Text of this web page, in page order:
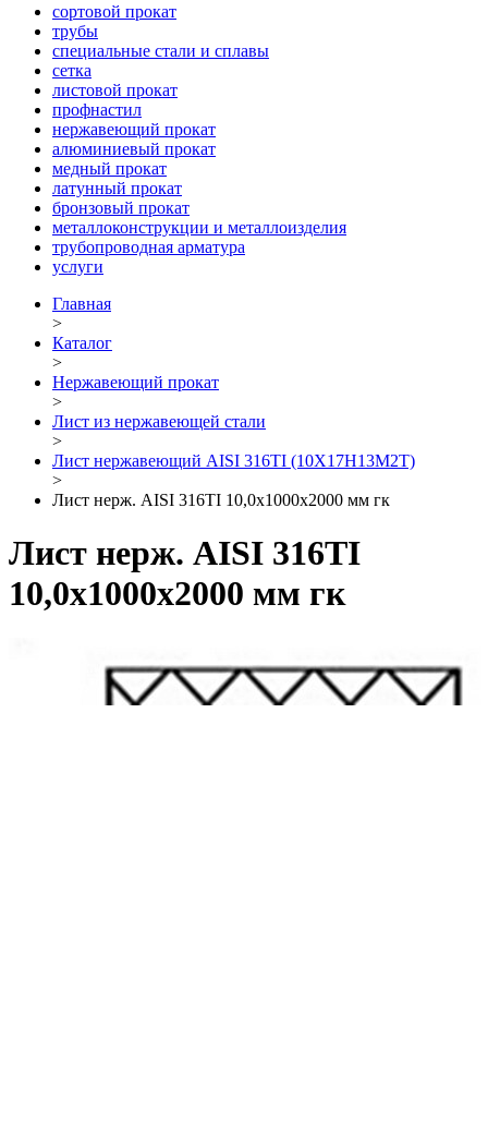
сортовой прокат
трубы
специальные стали и сплавы
сетка
листовой прокат
профнастил
нержавеющий прокат
алюминиевый прокат
медный прокат
латунный прокат
бронзовый прокат
металлоконструкции и металлоизделия
трубопроводная арматура
услуги
Главная
>
Каталог
>
Нержавеющий прокат
>
Лист из нержавеющей стали
>
Лист нержавеющий AISI 316TI (10Х17Н13М2Т)
>
Лист нерж. AISI 316TI 10,0х1000х2000 мм гк
Лист нерж. AISI 316TI
10,0х1000х2000 мм гк